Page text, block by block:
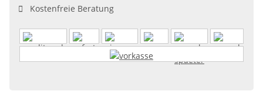
Kostenfreie Beratung